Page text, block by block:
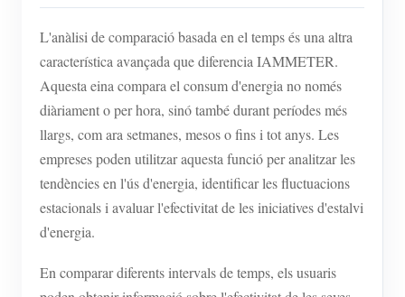
L'anàlisi de comparació basada en el temps és una altra
característica avançada que diferencia IAMMETER.
Aquesta eina compara el consum d'energia no només
diàriament o per hora, sinó també durant períodes més
llargs, com ara setmanes, mesos o fins i tot anys. Les
empreses poden utilitzar aquesta funció per analitzar les
tendències en l'ús d'energia, identificar les fluctuacions
estacionals i avaluar l'efectivitat de les iniciatives d'estalvi
d'energia.
En comparar diferents intervals de temps, els usuaris